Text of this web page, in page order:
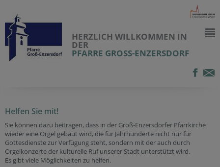
HERZLICH WILLKOMMEN IN
DER
PFARRE GROSS-ENZERSDORF
Helfen Sie mit!
Sie können dazu beitragen, dass in der Groß-Enzersdorfer Pfarrkirche
wieder eine Orgel gebaut wird, die für Jahrhunderte nicht nur für
Gottesdienste zur Verfügung steht, sondern mit der auch durch
Orgelkonzerte der kulturelle Ruf unserer Stadt unterstützt wird.
Es gibt viele Möglichkeiten zu helfen.